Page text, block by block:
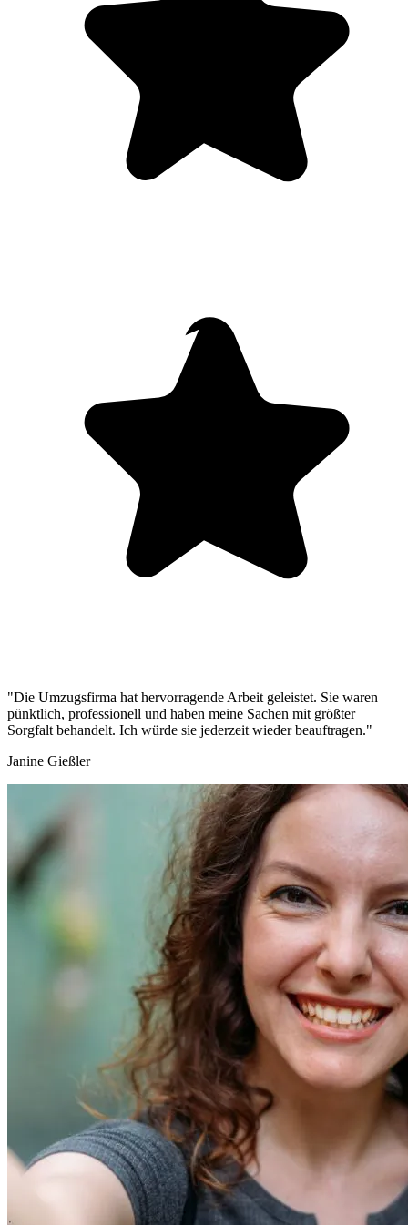
"Die Umzugsfirma hat hervorragende Arbeit geleistet. Sie waren
pünktlich, professionell und haben meine Sachen mit größter
Sorgfalt behandelt. Ich würde sie jederzeit wieder beauftragen."
Janine Gießler